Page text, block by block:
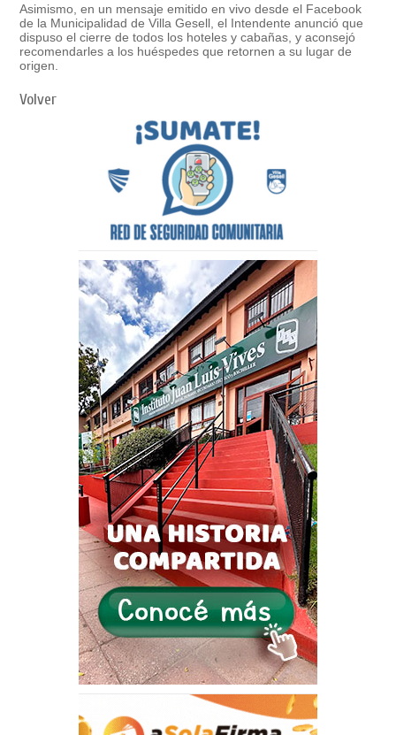
Asimismo, en un mensaje emitido en vivo desde el Facebook
de la Municipalidad de Villa Gesell, el Intendente anunció que
dispuso el cierre de todos los hoteles y cabañas, y aconsejó
recomendarles a los huéspedes que retornen a su lugar de
origen.
Volver